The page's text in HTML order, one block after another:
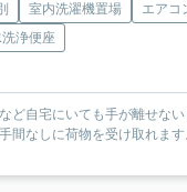
室内洗濯機置場 エアコ
浄便座
ど自宅にいても手が離せな
間なしに荷物を受け取れま